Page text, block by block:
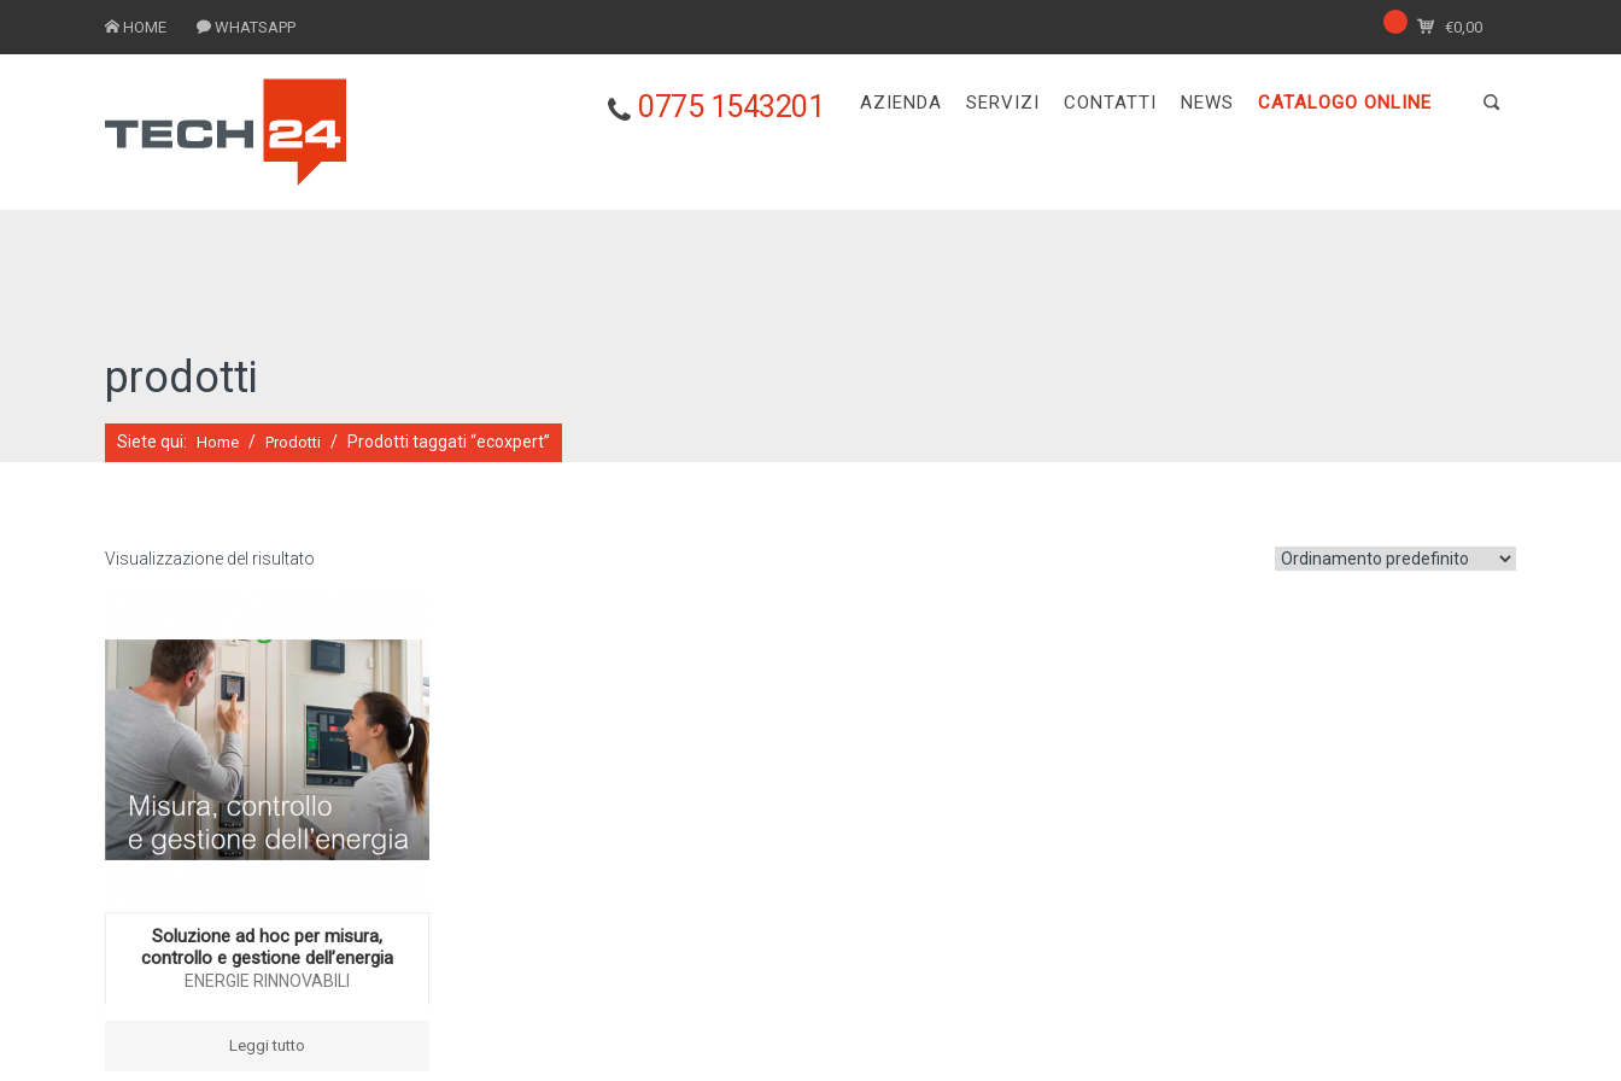
HOME WHATSAPP €0,00
0775 1543201 AZIENDA SERVIZI CONTATTI NEWS CATALOGO ONLINE
prodotti
Siete qui: Home / Prodotti / Prodotti taggati “ecoxpert”
Visualizzazione del risultato
Soluzione ad hoc per misura,
controllo e gestione dell’energia
ENERGIE RINNOVABILI
Leggi tutto